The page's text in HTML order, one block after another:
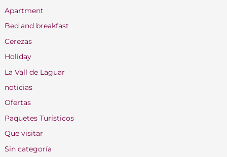
Apartment
Bed and breakfast
Cerezas
Holiday
La Vall de Laguar
noticias
Ofertas
Paquetes Turísticos
Que visitar
Sin categoría